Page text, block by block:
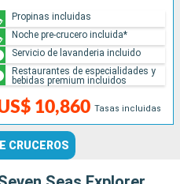
10,860 Tasas incluidas
Propinas incluidas
Noche pre-crucero incluida*
Servicio de lavanderia incluido
Restaurantes de especialidades y
bebidas premium incluidos
CRUCEROS